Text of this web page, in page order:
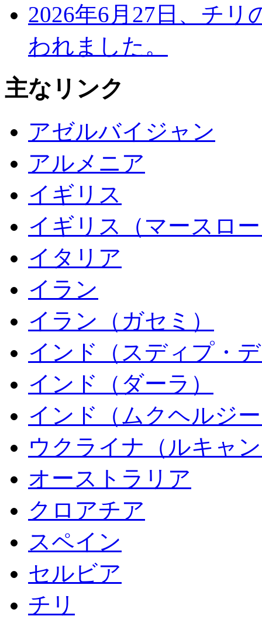
2026年6月27日、チ
われました。
主なリンク
アゼルバイジャン
アルメニア
イギリス
イギリス（マースロ
イタリア
イラン
イラン（ガセミ）
インド（スディプ・
インド（ダーラ）
インド（ムクヘルジ
ウクライナ（ルキャ
オーストラリア
クロアチア
スペイン
セルビア
チリ